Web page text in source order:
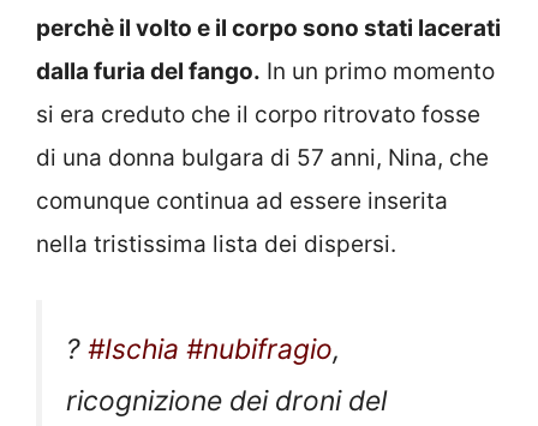
perchè il volto e il corpo sono stati lacerati
dalla furia del fango. In un primo momento
si era creduto che il corpo ritrovato fosse
di una donna bulgara di 57 anni, Nina, che
comunque continua ad essere inserita
nella tristissima lista dei dispersi.
? #Ischia #nubifragio,
ricognizione dei droni del